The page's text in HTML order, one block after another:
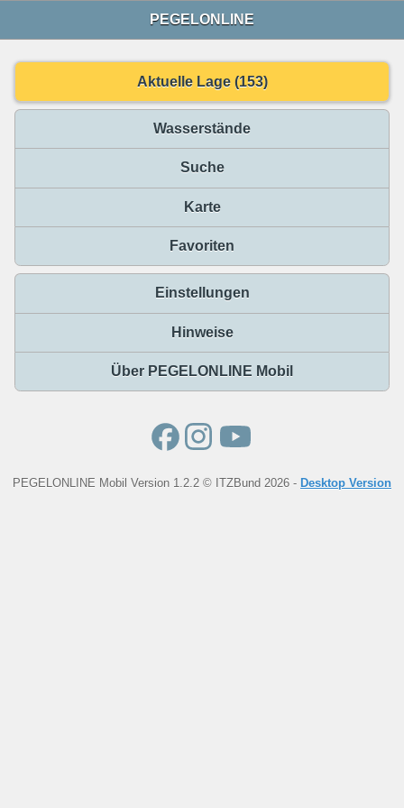
PEGELONLINE
Aktuelle Lage (153)
Wasserstände
Suche
Karte
Favoriten
Einstellungen
Hinweise
Über PEGELONLINE Mobil
PEGELONLINE Mobil Version 1.2.2 © ITZBund 2026 - Desktop Version